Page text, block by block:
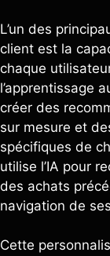
L’un des
client est la
chaque
l’apprentissage
créer des
sur mesure et
spécifiques de
utilise l’IA pour
des achats
navigation de
Cette